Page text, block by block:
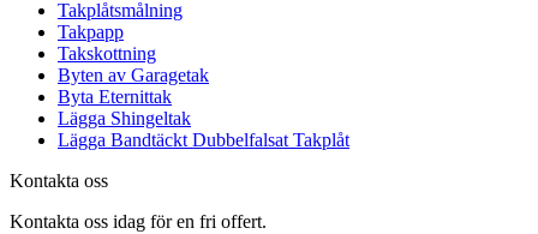
Takplåtsmålning
Takpapp
Takskottning
Byten av Garagetak
Byta Eternittak
Lägga Shingeltak
Lägga Bandtäckt Dubbelfalsat Takplåt
Kontakta oss
Kontakta oss idag för en fri offert.